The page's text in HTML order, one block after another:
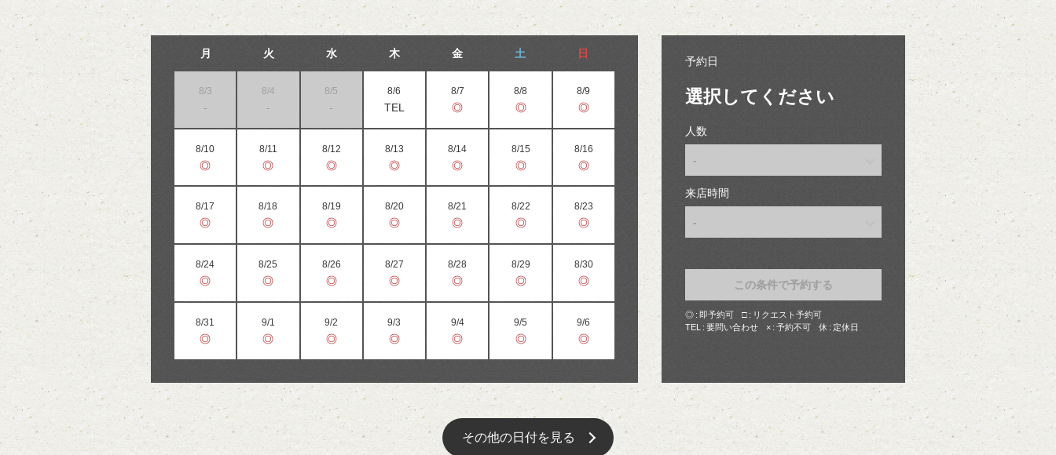
月 火 水 木 金 土 日
8/3
-
8/4
-
8/5
-
8/6
TEL
8/7
◎
8/8
◎
8/9
◎
8/10
◎
8/11
◎
8/12
◎
8/13
◎
8/14
◎
8/15
◎
8/16
◎
8/17
◎
8/18
◎
8/19
◎
8/20
◎
8/21
◎
8/22
◎
8/23
◎
8/24
◎
8/25
◎
8/26
◎
8/27
◎
8/28
◎
8/29
◎
8/30
◎
8/31
◎
9/1
◎
9/2
◎
9/3
◎
9/4
◎
9/5
◎
9/6
◎
予約日
選択してください
人数
-
来店時間
-
この条件で予約する
◎ 即予約可 □
リクエスト予約可
TEL
要問い合わせ × 予約不可 休 定休日
その他の日付を見る